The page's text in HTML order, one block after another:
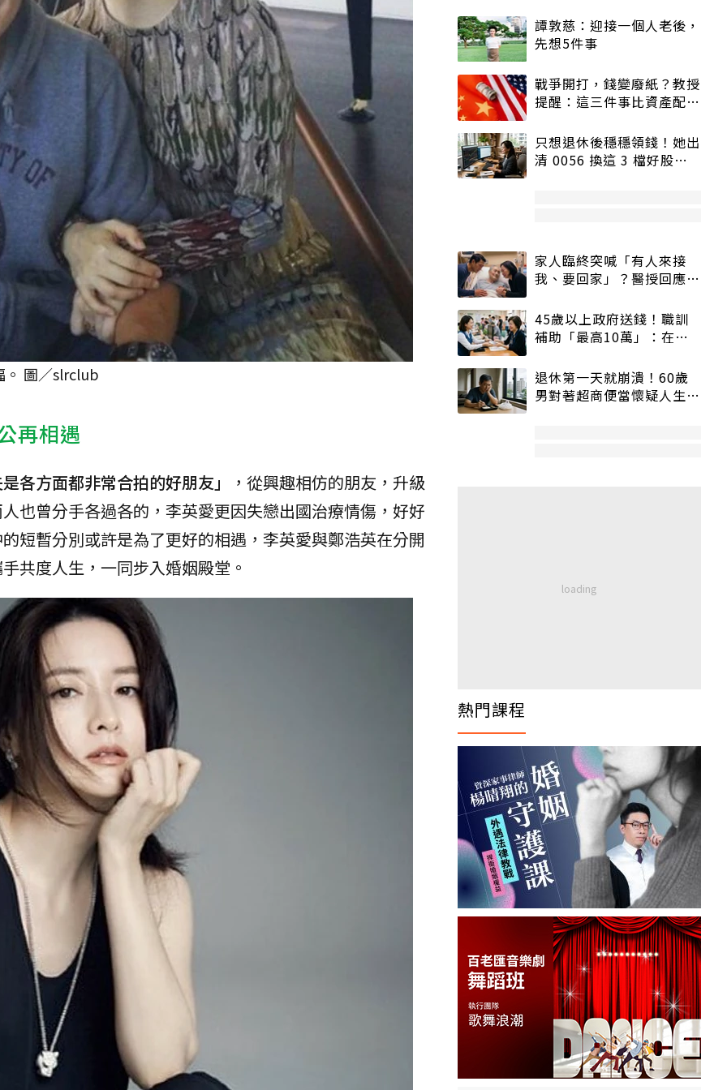
。 圖／slrclub
再相遇
各方面都非常合拍的好朋友」
，從興趣相仿的朋友，升級
也曾分手各過各的，李英愛更因失戀出國治療情傷，好好
短暫分別或許是為了更好的相遇，李英愛與鄭浩英在分開
共度人生，一同步入婚姻殿堂。
譚敦慈：迎接一個人老後，
先想5件事
戰爭開打，錢變廢紙？教授
提醒：這三件事比資產配置
只想退休後穩穩領錢！她出
清 0056 換這 3 檔好股：
家人臨終突喊「有人來接
我、要回家」？醫授回應方
45歲以上政府送錢！職訓
補助「最高10萬」：在
退休第一天就崩潰！60歲
男對著超商便當懷疑人生
熱門課程